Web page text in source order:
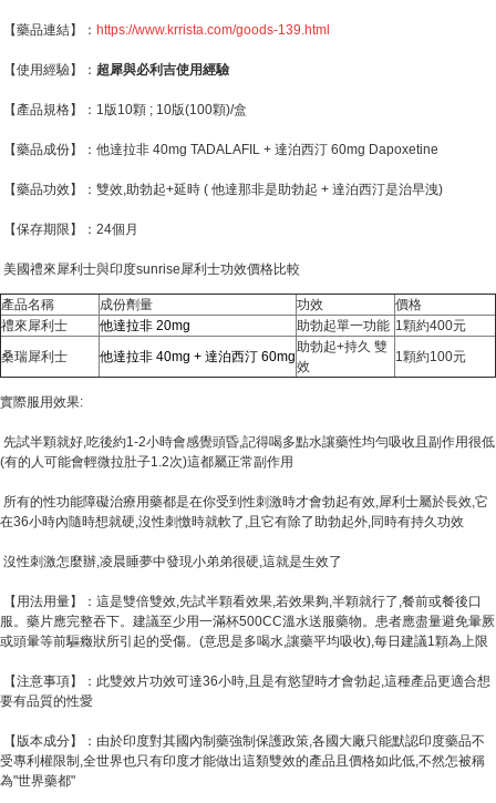
【藥品連結】： https://www.krrista.com/goods-139.html
【使用經驗】： 超犀與必利吉使用經驗
【產品規格】：1版10顆 ; 10版(100顆)/盒
【藥品成份】：他達拉非 40mg TADALAFIL + 達泊西汀 60mg Dapoxetine
【藥品功效】：雙效,助勃起+延時 ( 他達那非是助勃起 + 達泊西汀是治早洩)
【保存期限】：24個月
美國禮來犀利士與印度sunrise犀利士功效價格比較
產品名稱 成份劑量 功效
價格
禮來犀利士
他達拉非 20mg 助勃起單一功能 1顆約400元
桑瑞犀利士
他達拉非 40mg + 達泊西汀 60mg
助勃起+持久 雙
效
1顆約100元
實際服用效果:
先試半顆就好,吃後約1-2小時會感覺頭昏,記得喝多點水讓藥性均勻吸收且副作用很低
(有的人可能會輕微拉肚子1.2次)這都屬正常副作用
所有的性功能障礙治療用藥都是在你受到性刺激時才會勃起有效,犀利士屬於長效,它
在36小時內隨時想就硬,沒性刺憿時就軟了,且它有除了助勃起外,同時有持久功效
沒性刺激怎麼辦,凌晨睡夢中發現小弟弟很硬,這就是生效了
【用法用量】：這是雙倍雙效,先試半顆看效果,若效果夠,半顆就行了,餐前或餐後口
服。藥片應完整吞下。建議至少用一滿杯500CC溫水送服藥物。患者應盡量避免暈厥
或頭暈等前驅癥狀所引起的受傷。(意思是多喝水,讓藥平均吸收),每日建議1顆為上限
【注意事項】：此雙效片功效可達36小時,且是有慾望時才會勃起,這種產品更適合想
要有品質的性愛
【版本成分】：由於印度對其國內制藥強制保護政策,各國大廠只能默認印度藥品不
受專利權限制,全世界也只有印度才能做出這類雙效的產品且價格如此低,不然怎被稱
為"世界藥都"